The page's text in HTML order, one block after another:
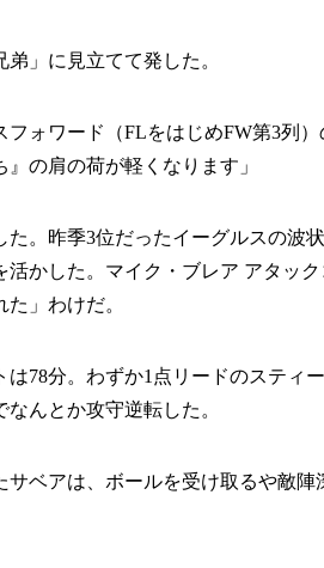
」に見立てて発した。
フォワード（FLをはじめFW第3列
の肩の荷が軽くなります」
。昨季3位だったイーグルスの波
活かした。マイク・ブレア アタッ
」わけだ。
78分。わずか1点リードのスティ
んとか攻守逆転した。
ベアは、ボールを受け取るや敵陣